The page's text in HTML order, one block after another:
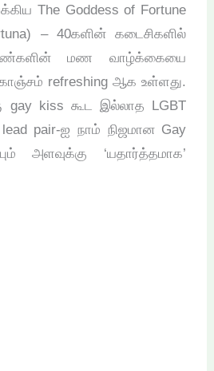
The Goddess of Fortune
– 40களின் கடைசிகளில்
மண வாழ்க்கையை
refreshing ஆக உள்ளது.
kiss கூட இல்லாத LGBT
lead pair-ஐ நாம் நிஜமான Gay
அளவுக்கு ‘யதார்த்தமாக’